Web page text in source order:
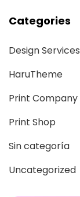
Categories
Design Services
HaruTheme
Print Company
Print Shop
Sin categoría
Uncategorized